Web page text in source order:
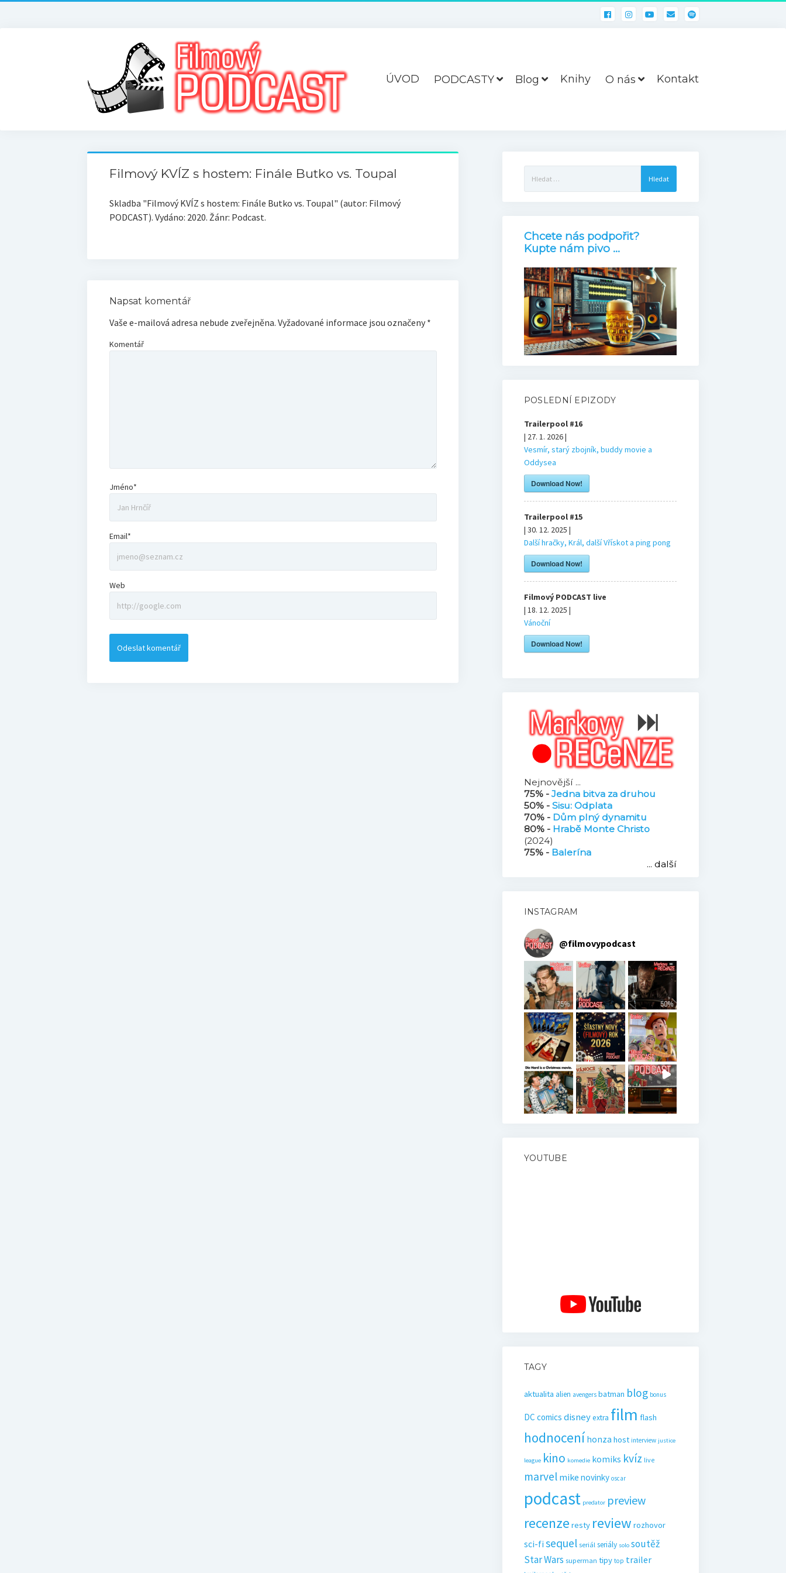
ÚVOD PODCASTY Blog Knihy O nás Kontakt
Filmový KVÍZ s hostem: Finále Butko vs. Toupal
Skladba "Filmový KVÍZ s hostem: Finále Butko vs. Toupal" (autor: Filmový
PODCAST). Vydáno: 2020. Žánr: Podcast.
Napsat komentář
Vaše e-mailová adresa nebude zveřejněna. Vyžadované informace jsou označeny *
Komentář
Jméno*
Email*
Web
Chcete nás podpořit?
Kupte nám pivo ...
POSLEDNÍ EPIZODY
Trailerpool #16
| 27. 1. 2026 |
Vesmír, starý zbojník, buddy movie a
Oddysea
Download Now!
Trailerpool #15
| 30. 12. 2025 |
Další hračky, Král, další Vřískot a ping pong
Download Now!
Filmový PODCAST live
| 18. 12. 2025 |
Vánoční
Download Now!
Nejnovější ...
75% -Jedna bitva za druhou
50% - Sisu: Odplata
70% - Dům plný dynamitu
80% - Hrabě Monte Christo
(2024)
75% - Balerína
... další
INSTAGRAM
@filmovypodcast
YOUTUBE
TAGY
aktualita alien avengers batman blog bonus
DC comics disneyextra film flash
hodnocení honza host interview justice
league kino komedie komiks kvíz live
marvel mike novinky oscar
podcast predator preview
recenze resty review rozhovor
sci-fi sequel seriál seriály solo soutěž
Star Wars superman tipy top trailer